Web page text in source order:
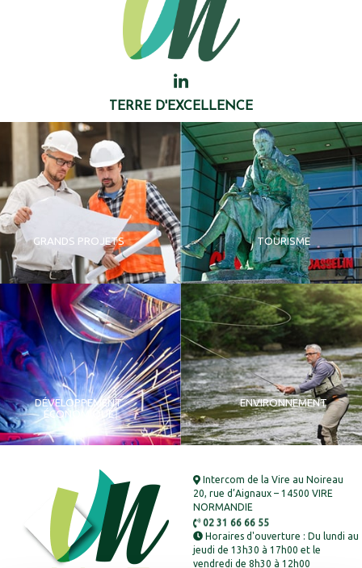
TERRE D'EXCELLENCE
GRANDS PROJETS TOURISME
DÉVELOPPEMENT
ÉCONOMIQUE
ENVIRONNEMENT
Intercom de la Vire au Noireau
20, rue d’Aignaux – 14500 VIRE
NORMANDIE
02 31 66 66 55
Horaires d'ouverture : Du lundi au
jeudi de 13h30 à 17h00 et le
vendredi de 8h30 à 12h00